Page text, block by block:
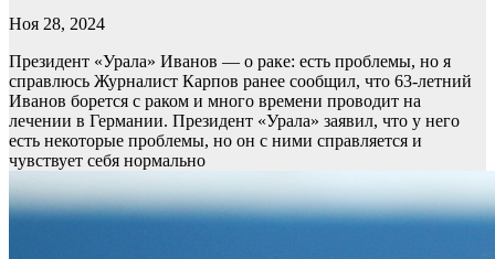
Ноя 28, 2024
Президент «Урала» Иванов — о раке: есть проблемы, но я
справлюсь Журналист Карпов ранее сообщил, что 63-летний
Иванов борется с раком и много времени проводит на
лечении в Германии. Президент «Урала» заявил, что у него
есть некоторые проблемы, но он с ними справляется и
чувствует себя нормально